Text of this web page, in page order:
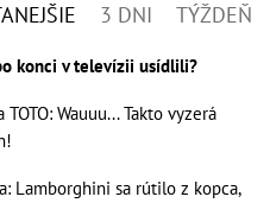
3 DNI TÝŽDEŇ
konci v televízii usídlili?
Wauuu... Takto vyzerá
Lamborghini sa rútilo z kopca,